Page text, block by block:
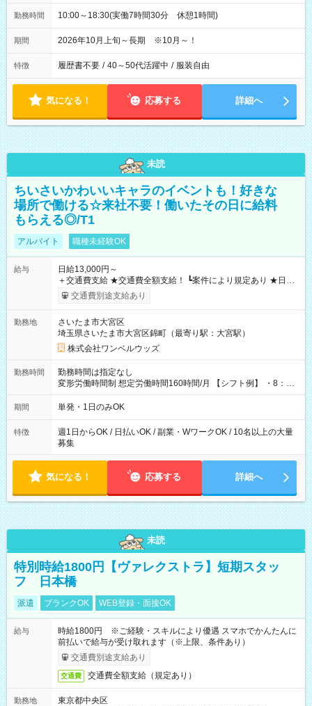
勤務時間 10:00～18:30(実働7時間30分 休憩1時間)
期間 2026年10月上旬～長期 ※10月～！
特徴 履歴書不要 / 40～50代活躍中 / 服装自由
気になる！ 応募する 詳細へ
未読
ちいさいかわいいキャラのイベントも！好きな
場所で働ける☆来社不要！働いたその日に給料
もらえる◎/T1
アルバイト 職種未経験OK
給与
日給13,000円～
＋交通費支給 ★交通費全額支給！ ┗案件により規定あり ★日払
いOK！（規定あり） ┗働いたその日に現金GET♪ お仕事後はコ
ンビニATMから 日払い分を引き落とせます！ 【試用期間】試
交通費別途支給あり
勤務地
さいたま市大宮区
埼玉県さいたま市大宮区錦町（最寄り駅：大宮駅）
株式会社ワンベルウッズ
勤務時間
勤務時間は指定なし
変形労働時間制 想定労働時間160時間/月 【シフト例】 ・8：00
～21：00
期間 単発・1日のみOK
特徴
週1日からOK / 日払いOK / 副業・WワークOK / 10名以上の大量
募集
気になる！ 応募する 詳細へ
未読
特別時給1800円【ヴァレクストラ】短期スタッ
フ 日本橋
派遣 ブランクOK WEB登録・面接OK
給与
時給1800円 ※ご経験・スキルにより優遇 スマホでかんたんに
前払いで給与が受け取れます（※上限、条件あり）
交通費別途支給あり
交通費 交通費全額支給（規定あり）
勤務地
東京都中央区